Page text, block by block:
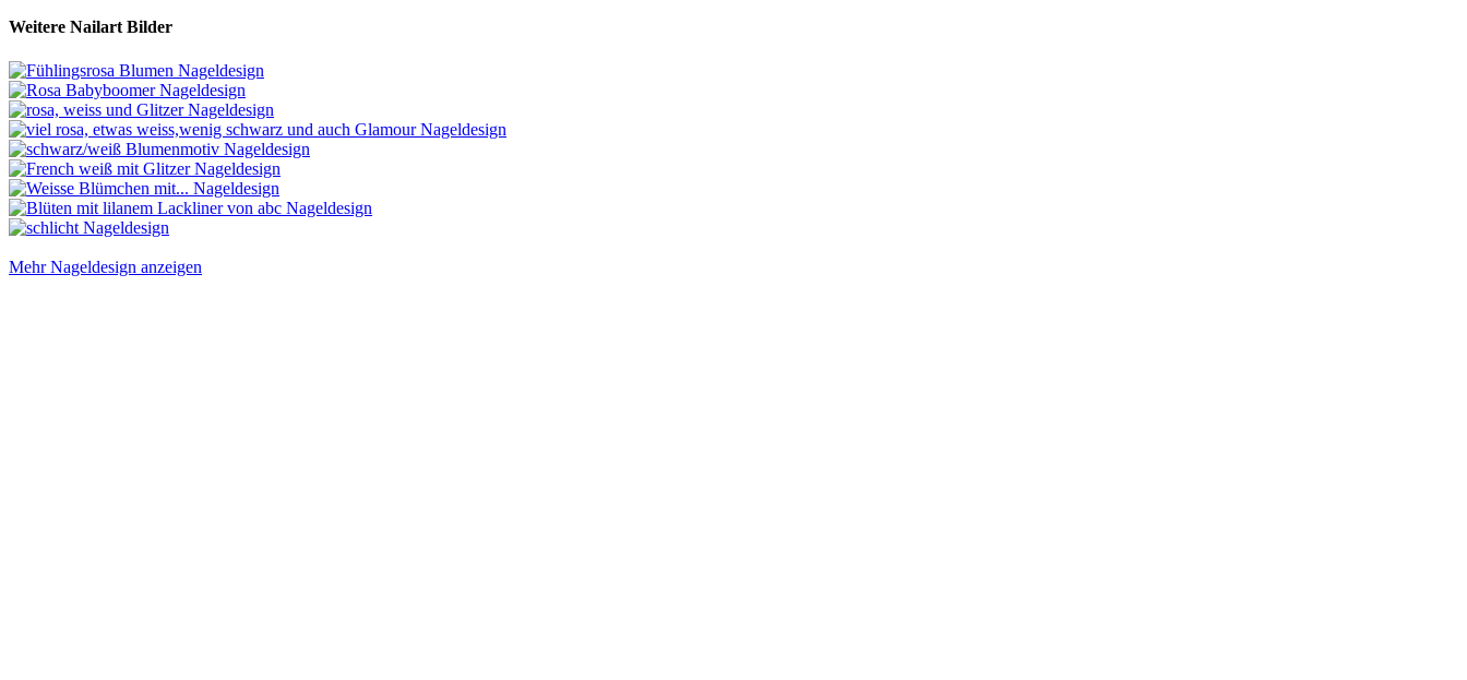
Weitere Nailart Bilder
Mehr Nageldesign anzeigen